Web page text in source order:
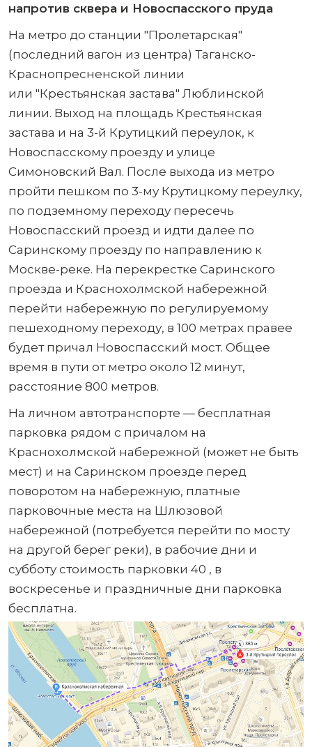
напротив сквера и Новоспасского пруда
На метро до станции "Пролетарская"
(последний вагон из центра) Таганско-
Краснопресненской линии
или "Крестьянская застава" Люблинской
линии. Выход на площадь Крестьянская
застава и на 3-й Крутицкий переулок, к
Новоспасскому проезду и улице
Симоновский Вал. После выхода из метро
пройти пешком по 3-му Крутицкому переулку,
по подземному переходу пересечь
Новоспасский проезд и идти далее по
Саринскому проезду по направлению к
Москве-реке. На перекрестке Саринского
проезда и Краснохолмской набережной
перейти набережную по регулируемому
пешеходному переходу, в 100 метрах правее
будет причал Новоспасский мост. Общее
время в пути от метро около 12 минут,
расстояние 800 метров.
На личном автотранспорте — бесплатная
парковка рядом с причалом на
Краснохолмской набережной (может не быть
мест) и на Саринском проезде перед
поворотом на набережную, платные
парковочные места на Шлюзовой
набережной (потребуется перейти по мосту
на другой берег реки), в рабочие дни и
субботу стоимость парковки 40 , в
воскресенье и праздничные дни парковка
бесплатна.